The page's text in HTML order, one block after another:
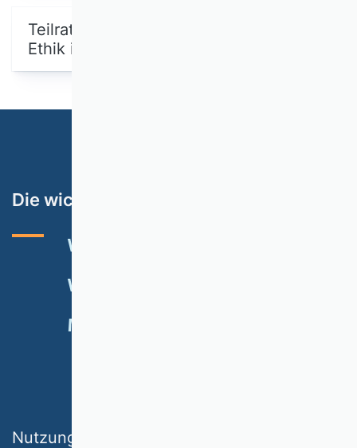
Teilrating Wissenschaftstheorie und
Ethik in der Wirtschaftswissenschaft
Die wichtigsten Themen
VHB-RATING 2024
VERANSTALTUNGEN
MITGLIED WERDEN
Nutzungsbedingungen